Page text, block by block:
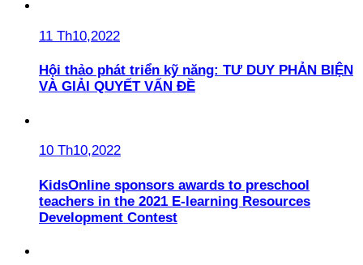
11 Th10,2022
Hội thảo phát triển kỹ năng: TƯ DUY PHẢN BIỆN
VÀ GIẢI QUYẾT VẤN ĐỀ
10 Th10,2022
KidsOnline sponsors awards to preschool
teachers in the 2021 E-learning Resources
Development Contest